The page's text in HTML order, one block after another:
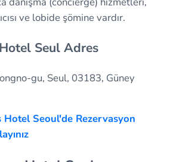
ve lobide şömine vardır.
Seul Adres
gu, Seul, 03183, Güney
Hotel Seoul'de Rezervasyon